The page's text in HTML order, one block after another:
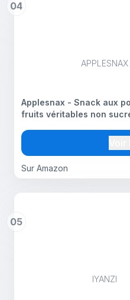
04
APPLESNAX
Sur Amazon
Applesnax - Snack aux
fruits véritables non
05
IYANZI